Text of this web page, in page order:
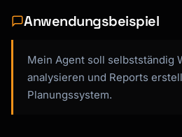
Anwendungsbeispiel
Mein Agent soll selbstständig
analysieren und Reports
Planungssystem.